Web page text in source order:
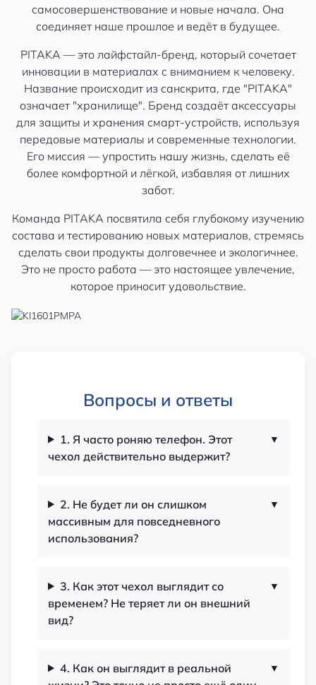
самосовершенствование и новые начала. Она
соединяет наше прошлое и ведёт в будущее.
PITAKA — это лайфстайл-бренд, который сочетает
инновации в материалах с вниманием к человеку.
Название происходит из санскрита, где "PITAKA"
означает "хранилище". Бренд создаёт аксессуары
для защиты и хранения смарт-устройств, используя
передовые материалы и современные технологии.
Его миссия — упростить нашу жизнь, сделать её
более комфортной и лёгкой, избавляя от лишних
забот.
Команда PITAKA посвятила себя глубокому изучению
состава и тестированию новых материалов, стремясь
сделать свои продукты долговечнее и экологичнее.
Это не просто работа — это настоящее увлечение,
которое приносит удовольствие.
Вопросы и ответы
1. Я часто роняю телефон. Этот
чехол действительно выдержит?
2. Не будет ли он слишком
массивным для повседневного
использования?
3. Как этот чехол выглядит со
временем? Не теряет ли он внешний
вид?
4. Как он выглядит в реальной